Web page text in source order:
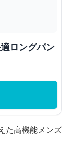
ロングパン
た高機能メンズ